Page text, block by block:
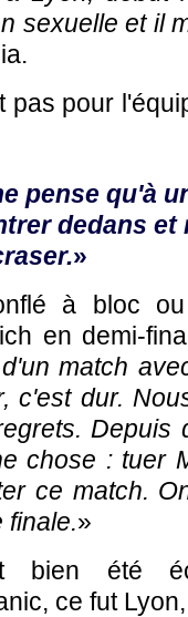
sexuelle et il
pas pour
pense qu'à
dedans
»
à bloc
en demi-
match
c'est dur.
Depuis
chose : tuer
ce match.
finale.»
été
ce fut Lyon